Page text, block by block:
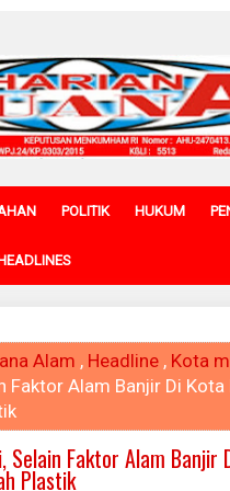
POLITIK HUKUM
Alam , Headline , Kota
Faktor Alam Banjir Di
Selain Faktor Alam
Plastik